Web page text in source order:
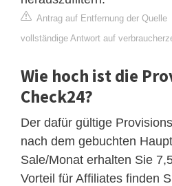
Antrag auf Entfernung der Quelle
vollständige Antwort auf
Wie hoch ist die
Check24?
Der dafür gültige
nach dem gebuchten
Sale/Monat erhalten Sie
Vorteil für Affiliates finden